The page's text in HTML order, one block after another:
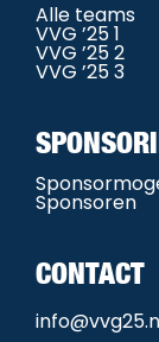
Alle teams
VVG ’25 1
VVG ’25 2
VVG ’25 3
Sponsoren
CONTACT